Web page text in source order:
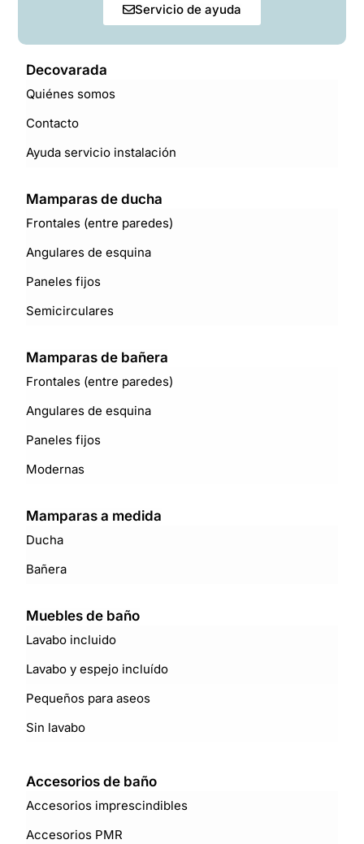
Servicio de ayuda
Decovarada
Quiénes somos
Contacto
Ayuda servicio instalación
Mamparas de ducha
Frontales (entre paredes)
Angulares de esquina
Paneles fijos
Semicirculares
Mamparas de bañera
Frontales (entre paredes)
Angulares de esquina
Paneles fijos
Modernas
Mamparas a medida
Ducha
Bañera
Muebles de baño
Lavabo incluido
Lavabo y espejo incluído
Pequeños para aseos
Sin lavabo
Accesorios de baño
Accesorios imprescindibles
Accesorios PMR